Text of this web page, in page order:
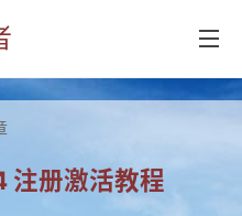
册激活教程